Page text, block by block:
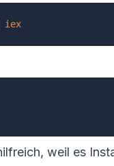
iex
weil es